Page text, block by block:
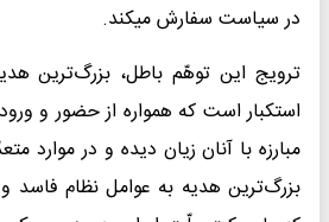
در سیاست سفارش میکند.
ترویج این توهّم باطل، بزرگ‌ترین
استکبار است که همواره از حضور و
مبارزه‌ با آنان زیان دیده و در موارد
بزرگ‌ترین هدیه به عوامل نظام